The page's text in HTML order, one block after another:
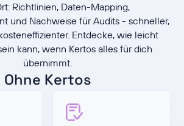
Richtlinien, Daten-Mapping,
und Nachweise für Audits - schneller,
Entdecke, wie leicht
kann, wenn Kertos alles für dich
übernimmt.
Ohne Kertos